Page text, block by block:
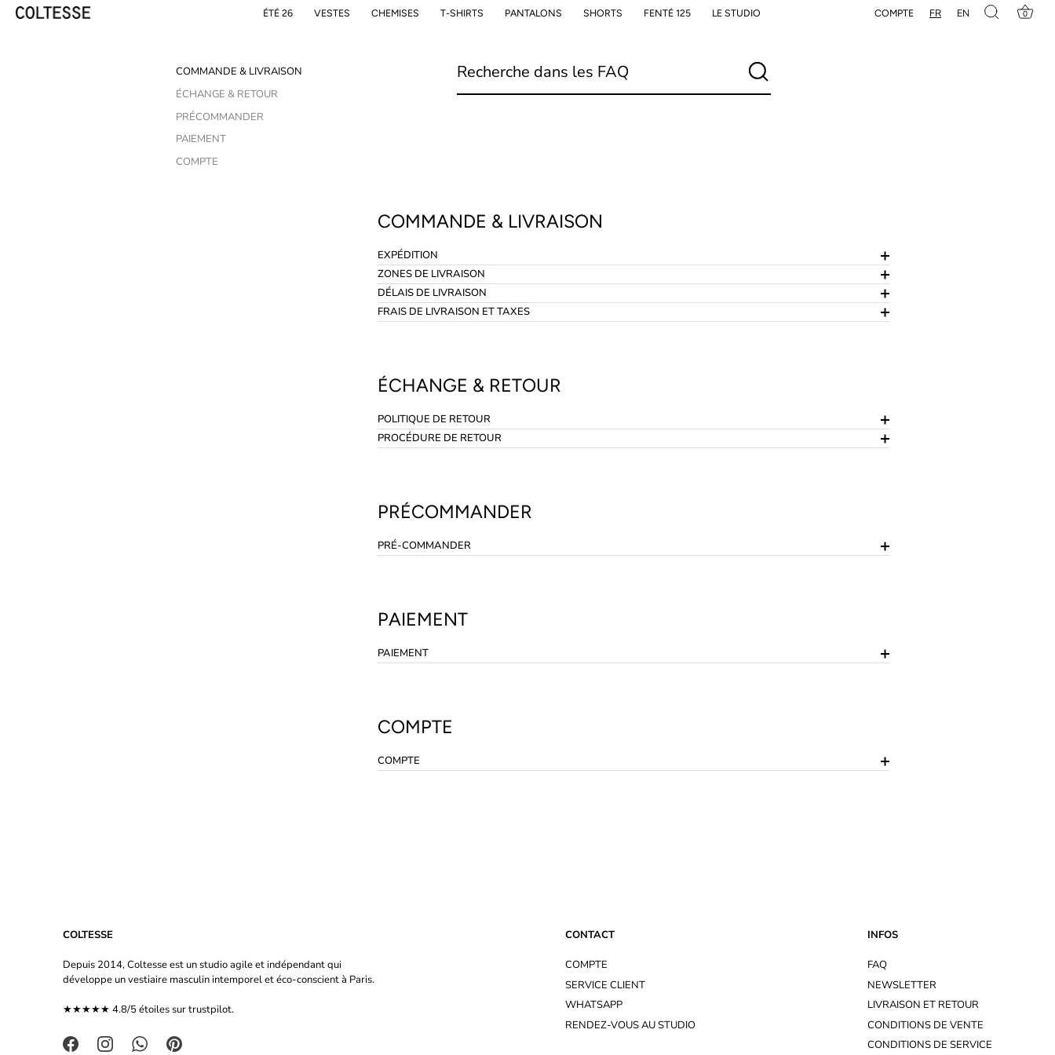
Skip
ÉTÉ 26 VESTES CHEMISES T-SHIRTS PANTALONS SHORTS FENTÉ 125 LE STUDIO COMPTE FR EN 0
COMMANDE & LIVRAISON
EXPÉDITION
ZONES DE LIVRAISON
DÉLAIS DE LIVRAISON
FRAIS DE LIVRAISON ET TAXES
ÉCHANGE & RETOUR
POLITIQUE DE RETOUR
PROCÉDURE DE RETOUR
PRÉCOMMANDER
PRÉ-COMMANDER
PAIEMENT
PAIEMENT
COMPTE
COMPTE
COMMANDE & LIVRAISON
ÉCHANGE & RETOUR
PRÉCOMMANDER
PAIEMENT
COMPTE
COLTESSE
Depuis 2014, Coltesse est un studio agile et indépendant qui
développe un vestiaire masculin intemporel et éco-conscient à Paris.
★★★★★ 4.8/5 étoiles surtrustpilot.
CONTACT
COMPTE
SERVICE CLIENT
WHATSAPP
RENDEZ-VOUS AU STUDIO
INFOS
FAQ
NEWSLETTER
LIVRAISON ET RETOUR
CONDITIONS DE VENTE
CONDITIONS DE SERVICE